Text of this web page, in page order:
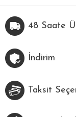
48 Saate
İndirim
Taksit